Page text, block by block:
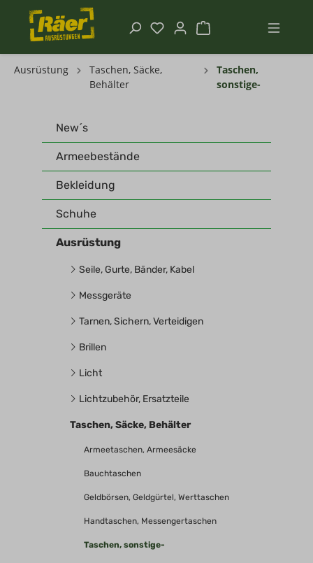
Ausrüstung
Taschen, Säcke,
Behälter
Taschen,
sonstige-
New´s
Armeebestände
Bekleidung
Schuhe
Ausrüstung
Seile, Gurte, Bänder, Kabel
Messgeräte
Tarnen, Sichern, Verteidigen
Brillen
Licht
Lichtzubehör, Ersatzteile
Taschen, Säcke, Behälter
Armeetaschen, Armeesäcke
Bauchtaschen
Geldbörsen, Geldgürtel, Werttaschen
Handtaschen, Messengertaschen
Taschen, sonstige-